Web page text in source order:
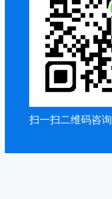
扫一扫二维码咨询